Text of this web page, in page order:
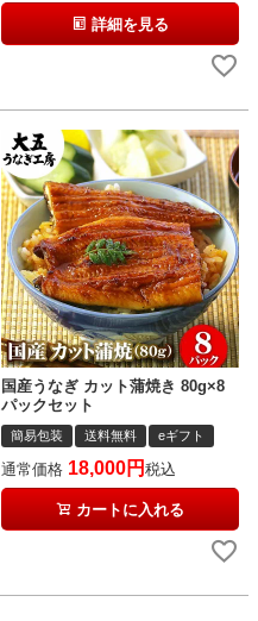
詳細を見る
国産うなぎ カット蒲焼き 80g×8
パックセット
簡易包装 送料無料 eギフト
通常価格 18,000 税込
カートに入れる